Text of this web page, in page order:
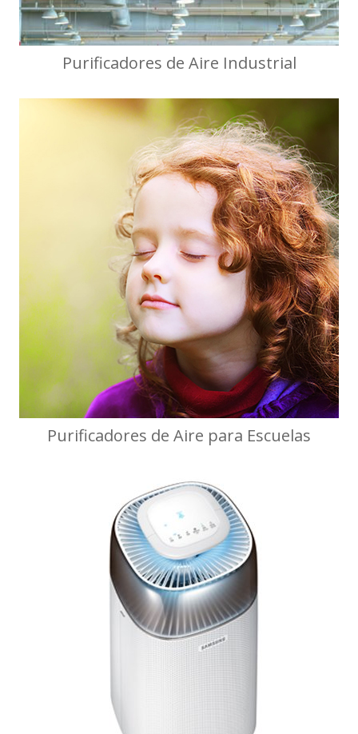
Purificadores de Aire Industrial
Purificadores de Aire para Escuelas